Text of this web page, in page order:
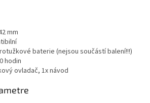
mm
baterie (nejsou součástí balení!!!)
hodin
ovladač, 1x návod